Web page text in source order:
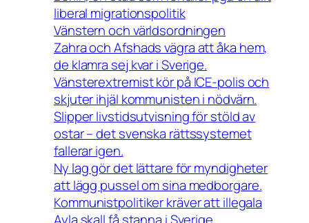
liberal migrationspolitik
Vänstern och världsordningen
Zahra och Afshads vägra att åka hem,
de klamra sej kvar i Sverige.
Vänsterextremist kör på ICE-polis och
skjuter ihjäl kommunisten i nödvärn.
Slipper livstidsutvisning för stöld av
ostar – det svenska rättssystemet
fallerar igen.
Ny lag gör det lättare för myndigheter
att lägg pussel om sina medborgare.
Kommunistpolitiker kräver att illegala